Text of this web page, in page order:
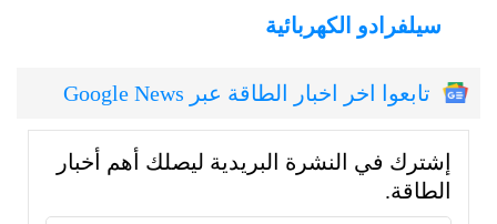
سيلفرادو الكهربائية
تابعوا اخر اخبار الطاقة عبر Google News
إشترك في النشرة البريدية ليصلك أهم أخبار
الطاقة.